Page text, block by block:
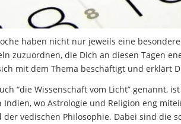
haben nicht nur jeweils eine
zuzuordnen, die Dich an diesen Tagen
mit dem Thema beschäftigt und erklärt
“die Wissenschaft vom Licht” genannt,
wo Astrologie und Religion eng
der vedischen Philosophie. Dabei sind die